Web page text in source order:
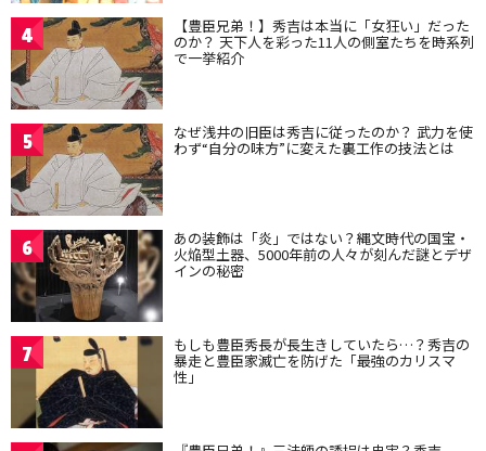
4 【豊臣兄弟！】秀吉は本当に「女狂い」だった
のか？ 天下人を彩った11人の側室たちを時系列
で一挙紹介
5 なぜ浅井の旧臣は秀吉に従ったのか？ 武力を使
わず“自分の味方”に変えた裏工作の技法とは
6 あの装飾は「炎」ではない？縄文時代の国宝・
火焔型土器、5000年前の人々が刻んだ謎とデザ
インの秘密
7 もしも豊臣秀長が長生きしていたら…？秀吉の
暴走と豊臣家滅亡を防げた「最強のカリスマ
性」